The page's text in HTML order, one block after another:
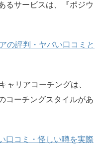
るサービスは、『ポジウ
の評判・ヤバい口コミと
ャリアコーチングは、
コーチングスタイルがあ
口コミ・怪しい噂を実際